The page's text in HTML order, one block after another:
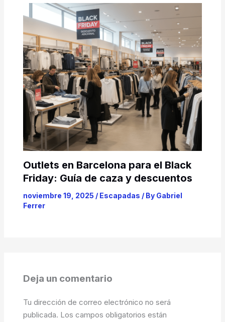
Outlets en Barcelona para el Black
Friday: Guía de caza y descuentos
noviembre 19, 2025 / Escapadas / By Gabriel
Ferrer
Deja un comentario
Tu dirección de correo electrónico no será
publicada. Los campos obligatorios están